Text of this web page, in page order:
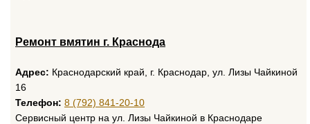
Ремонт вмятин г. Краснода
Адрес: Краснодарский край, г. Краснодар, ул. Лизы Чайкиной
16
Телефон: 8 (792) 841-20-10
Сервисный центр на ул. Лизы Чайкиной в Краснодаре